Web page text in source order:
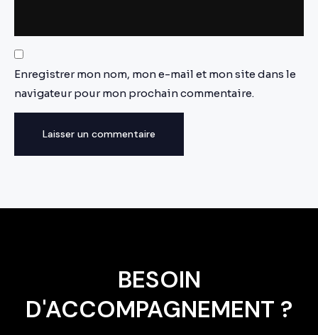
Enregistrer mon nom, mon e-mail et mon site dans le
navigateur pour mon prochain commentaire.
BESOIN
D'ACCOMPAGNEMENT ?